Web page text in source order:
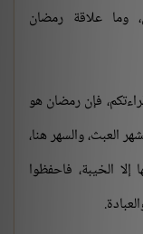
وما علاقة رمضان
فإن رمضان هو
العبث، والسهر هنا،
الخيبة، فاحفظوا